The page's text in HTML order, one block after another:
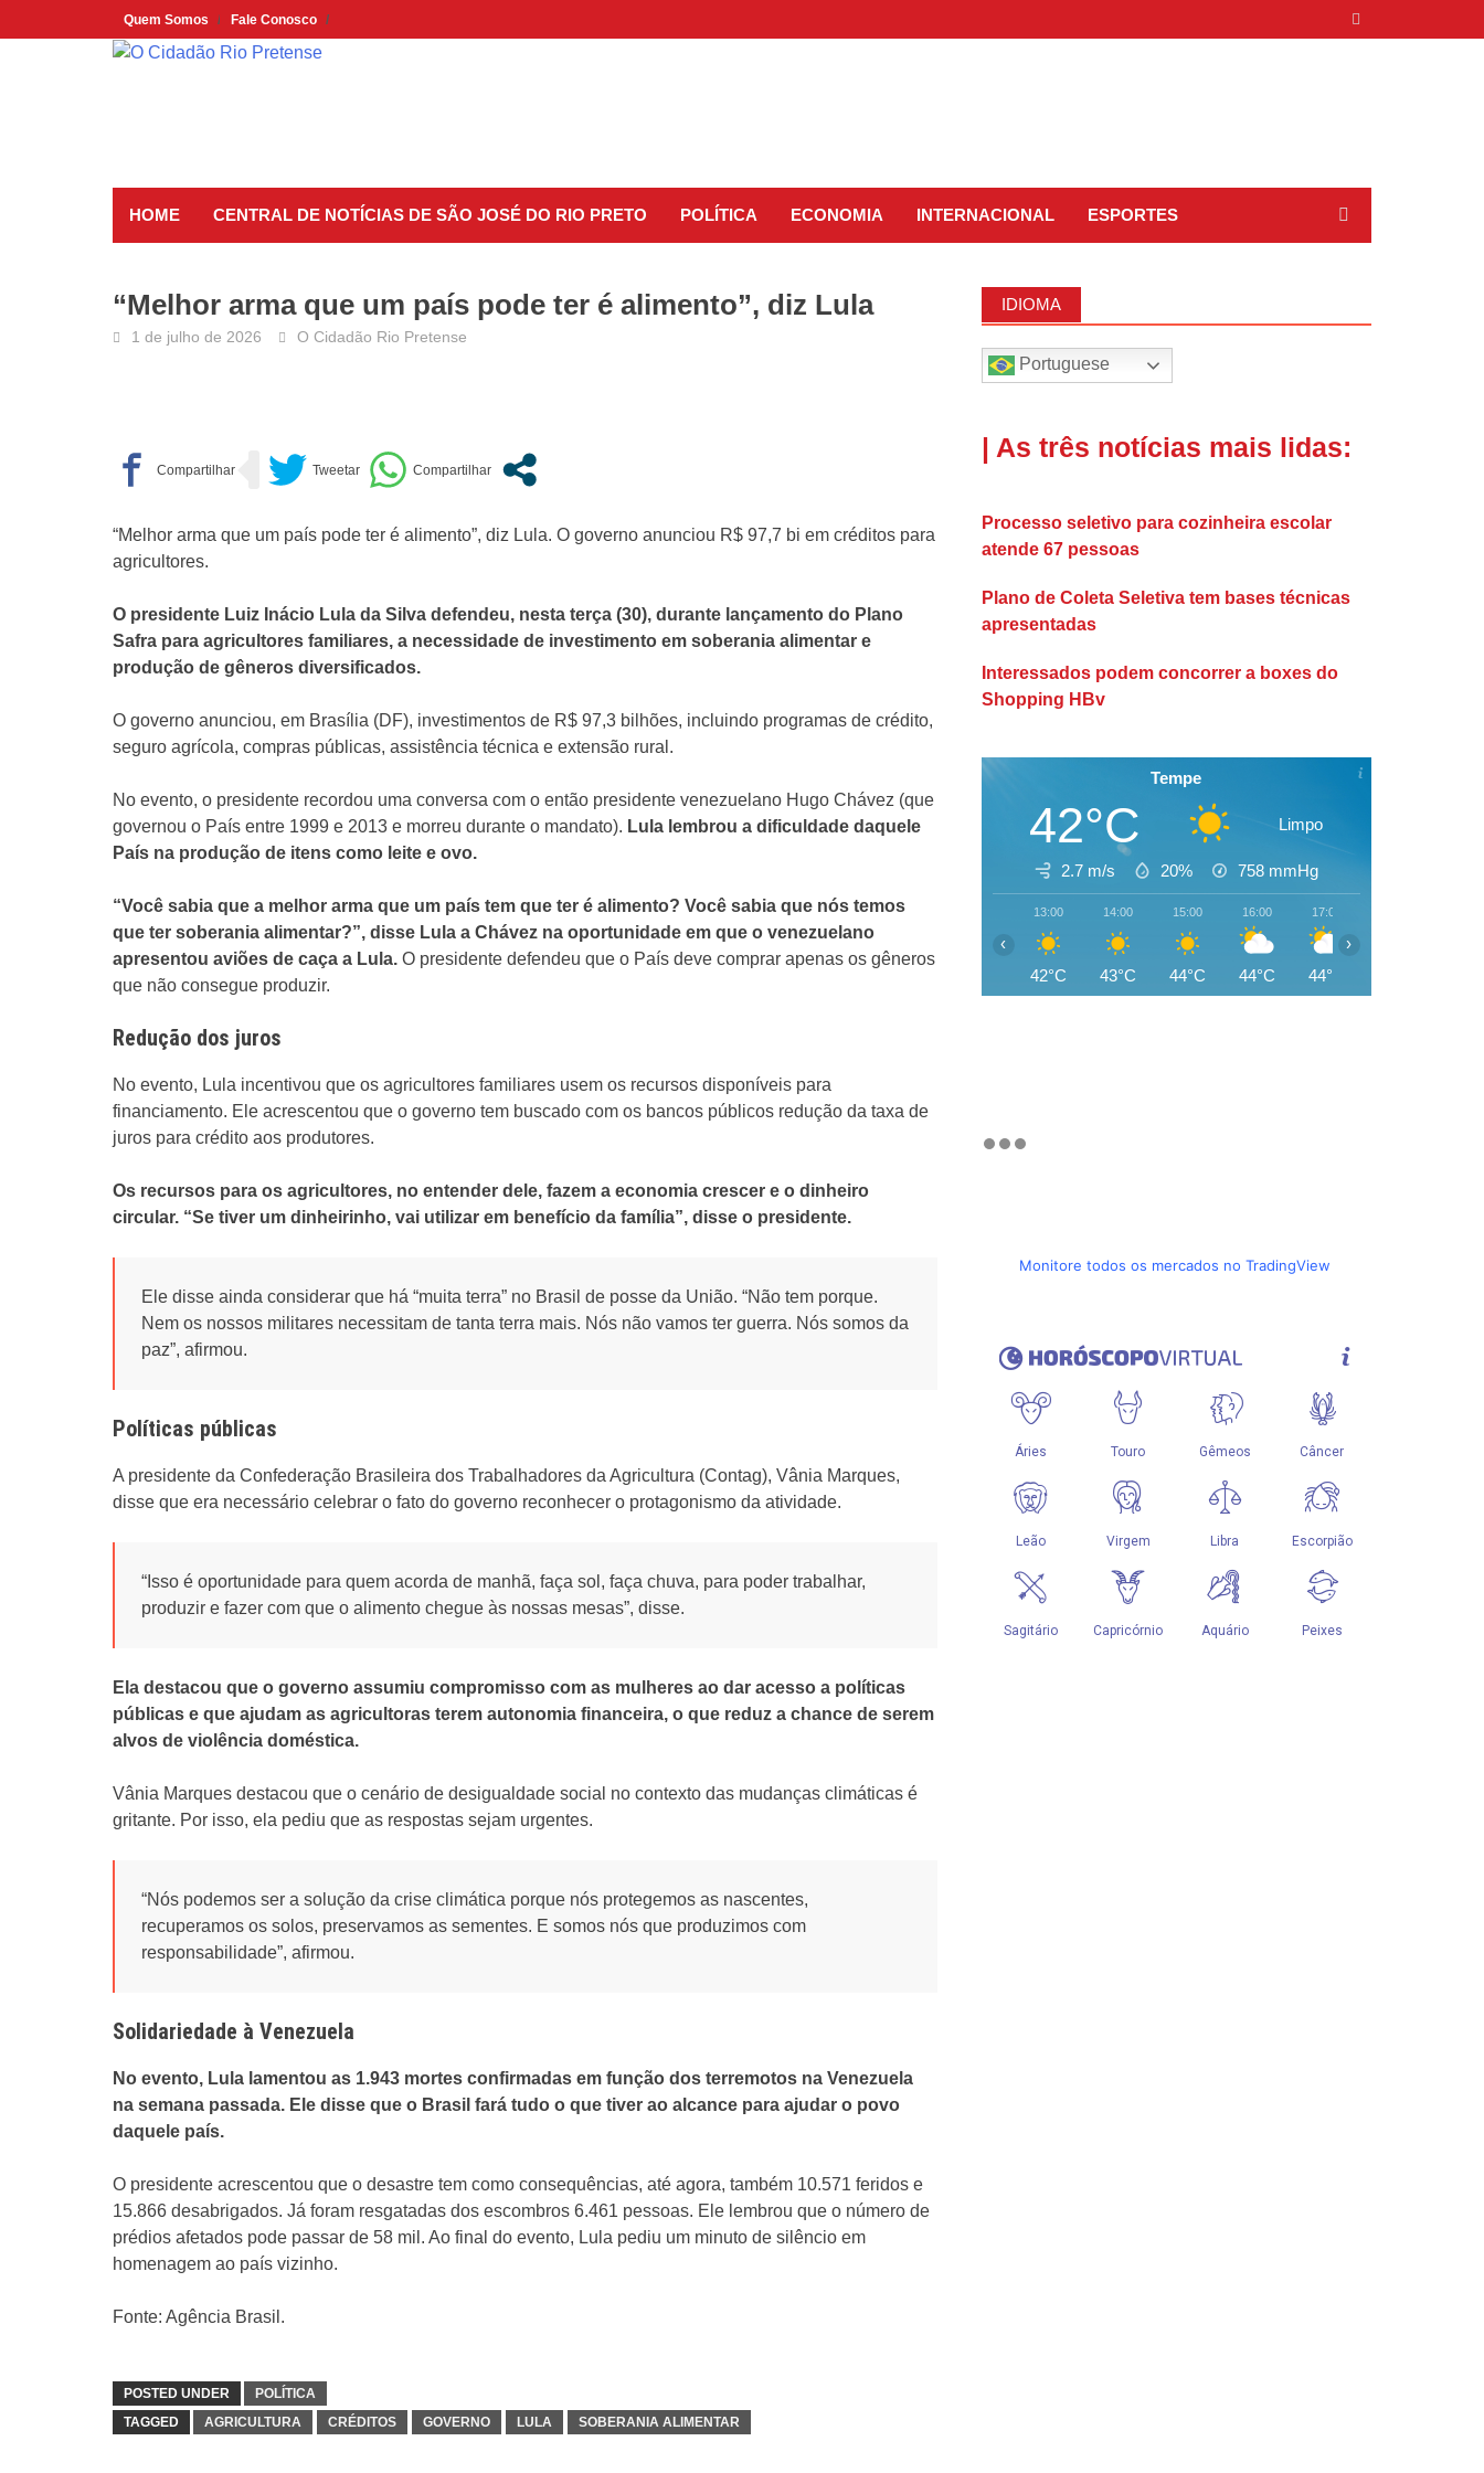
to
Quem Somos Fale Conosco
HOME CENTRAL DE NOTÍCIAS DE SÃO JOSÉ DO RIO PRETO POLÍTICA ECONOMIA INTERNACIONAL ESPORTES
“Melhor arma que um país pode ter é alimento”, diz Lula
1 de julho de 2026 O Cidadão Rio Pretense
“Melhor arma que um país pode ter é alimento”, diz Lula. O governo anunciou R$ 97,7 bi em créditos para
agricultores.
O presidente Luiz Inácio Lula da Silva defendeu, nesta terça (30), durante lançamento do Plano
Safra para agricultores familiares, a necessidade de investimento em soberania alimentar e
produção de gêneros diversificados.
O governo anunciou, em Brasília (DF), investimentos de R$ 97,3 bilhões, incluindo programas de crédito,
seguro agrícola, compras públicas, assistência técnica e extensão rural.
No evento, o presidente recordou uma conversa com o então presidente venezuelano Hugo Chávez (que
governou o País entre 1999 e 2013 e morreu durante o mandato). Lula lembrou a dificuldade daquele
País na produção de itens como leite e ovo.
“Você sabia que a melhor arma que um país tem que ter é alimento? Você sabia que nós temos
que ter soberania alimentar?”, disse Lula a Chávez na oportunidade em que o venezuelano
apresentou aviões de caça a Lula. O presidente defendeu que o País deve comprar apenas os gêneros
que não consegue produzir.
Redução dos juros
No evento, Lula incentivou que os agricultores familiares usem os recursos disponíveis para
financiamento. Ele acrescentou que o governo tem buscado com os bancos públicos redução da taxa de
juros para crédito aos produtores.
Os recursos para os agricultores, no entender dele, fazem a economia crescer e o dinheiro
circular. “Se tiver um dinheirinho, vai utilizar em benefício da família”, disse o presidente.
Ele disse ainda considerar que há “muita terra” no Brasil de posse da União. “Não tem porque.
Nem os nossos militares necessitam de tanta terra mais. Nós não vamos ter guerra. Nós somos da
paz”, afirmou.
Políticas públicas
A presidente da Confederação Brasileira dos Trabalhadores da Agricultura (Contag), Vânia Marques,
disse que era necessário celebrar o fato do governo reconhecer o protagonismo da atividade.
“Isso é oportunidade para quem acorda de manhã, faça sol, faça chuva, para poder trabalhar,
produzir e fazer com que o alimento chegue às nossas mesas”, disse.
Ela destacou que o governo assumiu compromisso com as mulheres ao dar acesso a políticas
públicas e que ajudam as agricultoras terem autonomia financeira, o que reduz a chance de serem
alvos de violência doméstica.
Vânia Marques destacou que o cenário de desigualdade social no contexto das mudanças climáticas é
gritante. Por isso, ela pediu que as respostas sejam urgentes.
“Nós podemos ser a solução da crise climática porque nós protegemos as nascentes,
recuperamos os solos, preservamos as sementes. E somos nós que produzimos com
responsabilidade”, afirmou.
Solidariedade à Venezuela
No evento, Lula lamentou as 1.943 mortes confirmadas em função dos terremotos na Venezuela
na semana passada. Ele disse que o Brasil fará tudo o que tiver ao alcance para ajudar o povo
daquele país.
O presidente acrescentou que o desastre tem como consequências, até agora, também 10.571 feridos e
15.866 desabrigados. Já foram resgatadas dos escombros 6.461 pessoas. Ele lembrou que o número de
prédios afetados pode passar de 58 mil. Ao final do evento, Lula pediu um minuto de silêncio em
homenagem ao país vizinho.
Fonte: Agência Brasil.
POSTED UNDER
POLÍTICA
TAGGED
AGRICULTURA CRÉDITOS GOVERNO LULA SOBERANIA ALIMENTAR
IDIOMA
Portuguese
| As três notícias mais lidas:
Processo seletivo para cozinheira escolar
atende 67 pessoas
Plano de Coleta Seletiva tem bases técnicas
apresentadas
Interessados podem concorrer a boxes do
Shopping HBv
Tempe
42°C Limpo
2.7 m/s 20% 758 mmHg
13:00
42°C
14:00
43°C
15:00
44°C
16:00
44°C
17:00
44°C
‹ ›
Monitore todos os mercados no TradingView